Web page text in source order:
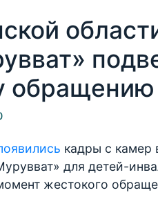
кадры с камер
для детей-
жестокого